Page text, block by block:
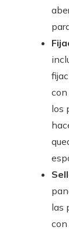
con
los
las
con